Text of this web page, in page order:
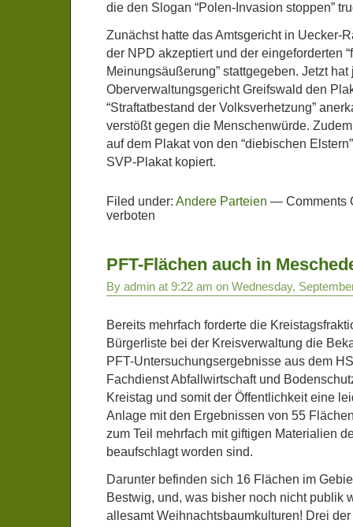
die den Slogan “Polen-Invasion stoppen”
Zunächst hatte das Amtsgericht in Uecker-
der NPD akzeptiert und der eingeforderten
Meinungsäußerung” stattgegeben. Jetzt
Oberverwaltungsgericht Greifswald den
“Straftatbestand der Volksverhetzung”
verstößt gegen die Menschenwürde.
auf dem Plakat von den “diebischen
SVP-Plakat kopiert.
Filed under: Andere Parteien — Comments
verboten
PFT-Flächen auch in
By admin at 9:22 am on Wednesday,
Bereits mehrfach forderte die
Bürgerliste bei der Kreisverwaltung die
PFT-Untersuchungsergebnisse aus dem
Fachdienst Abfallwirtschaft und
Kreistag und somit der Öffentlichkeit eine
Anlage mit den Ergebnissen von 55
zum Teil mehrfach mit giftigen Materialien
beaufschlagt worden sind.
Darunter befinden sich 16 Flächen im
Bestwig, und, was bisher noch nicht publik
allesamt Weihnachtsbaumkulturen! Drei